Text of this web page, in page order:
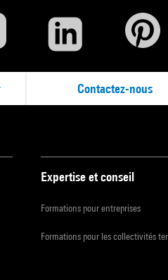
Contactez-nous
Expertise et conseil
Formations pour entreprises
Formations pour les collectivités